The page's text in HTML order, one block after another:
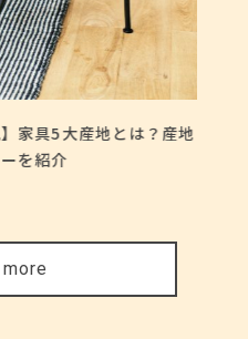
家具5大産地とは？産地
を紹介